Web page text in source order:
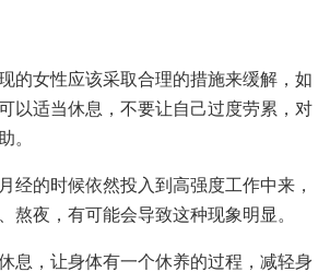
的女性应该采取合理的措施来缓解，如
以适当休息，不要让自己过度劳累，对
。
经的时候依然投入到高强度工作中来，
熬夜，有可能会导致这种现象明显。
息，让身体有一个休养的过程，减轻身